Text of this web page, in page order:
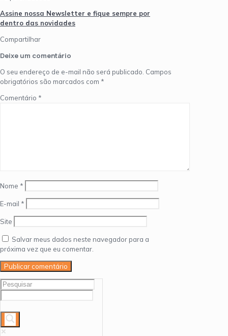
Assine nossa Newsletter e fique sempre por
dentro das novidades
Compartilhar
Deixe um comentário
O seu endereço de e-mail não será publicado. Campos
obrigatórios são marcados com *
Comentário *
Nome *
E-mail *
Site
Salvar meus dados neste navegador para a
próxima vez que eu comentar.